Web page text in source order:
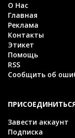
О Нас
Главная
Реклама
Контакты
Этикет
Помощь
RSS
Сообщить об
Завести аккаунт
Подписка